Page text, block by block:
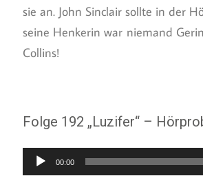
sie an. John Sinclair sollte in der
seine Henkerin war niemand
Collins!
Folge 192 „Luzifer“ –
Audio-
Player
00:00